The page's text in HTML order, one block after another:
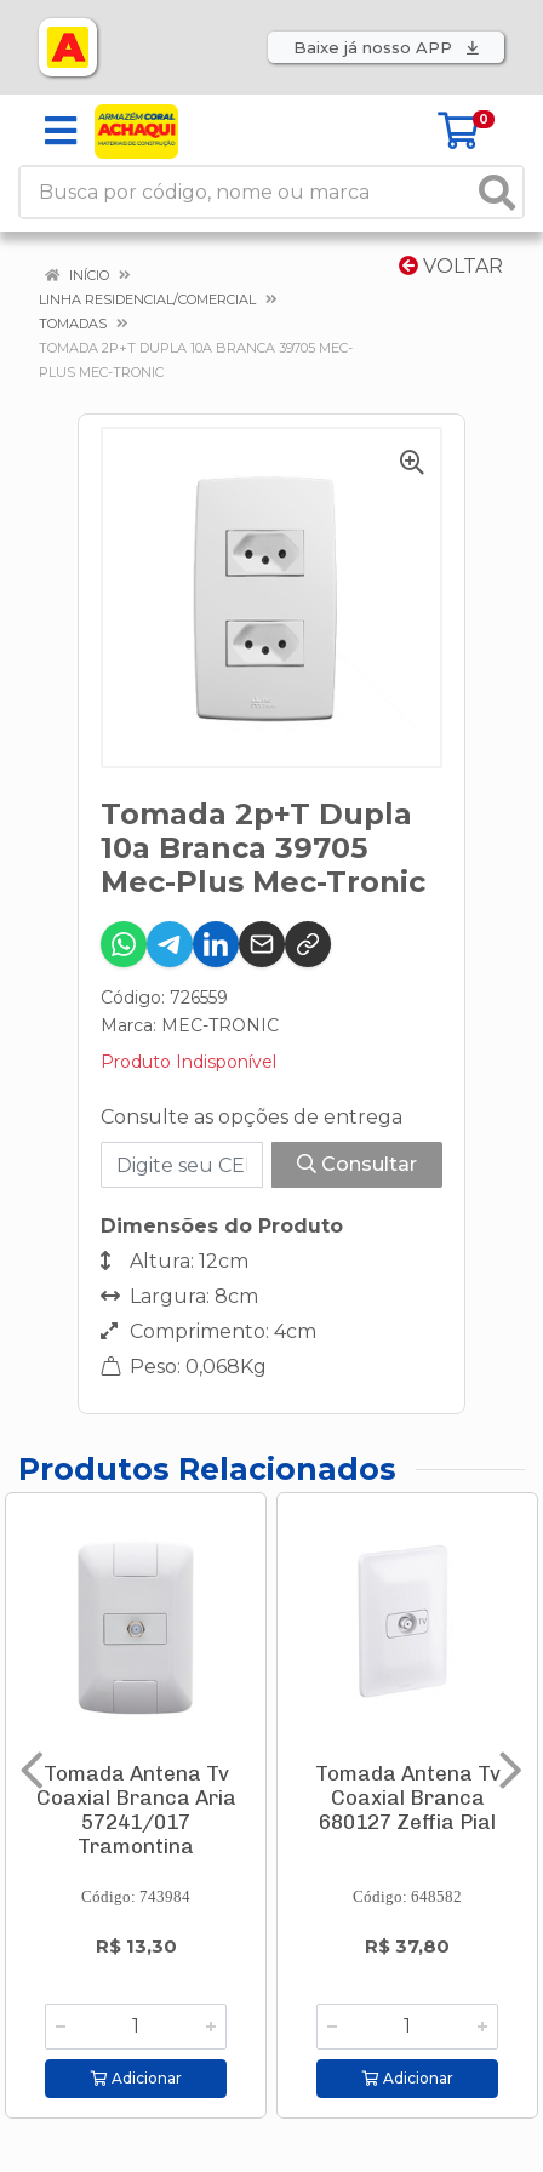
Baixe já nosso APP
0
VOLTAR
INÍCIO
LINHA RESIDENCIAL/COMERCIAL
TOMADAS
TOMADA 2P+T DUPLA 10A BRANCA 39705 MEC-
PLUS MEC-TRONIC
Tomada 2p+T Dupla
10a Branca 39705
Mec-Plus Mec-Tronic
Código: 726559
Marca: MEC-TRONIC
Produto Indisponível
Consulte as opções de entrega
Consultar
Dimensões do Produto
Altura: 12cm
Largura: 8cm
Comprimento: 4cm
Peso: 0,068Kg
Produtos Relacionados
Tomada Antena Tv
Coaxial Branca Aria
57241/017
Tramontina
Código: 743984
R$ 13,30
Adicionar
Tomada Antena Tv
Coaxial Branca
680127 Zeffia Pial
Código: 648582
R$ 37,80
Adicionar